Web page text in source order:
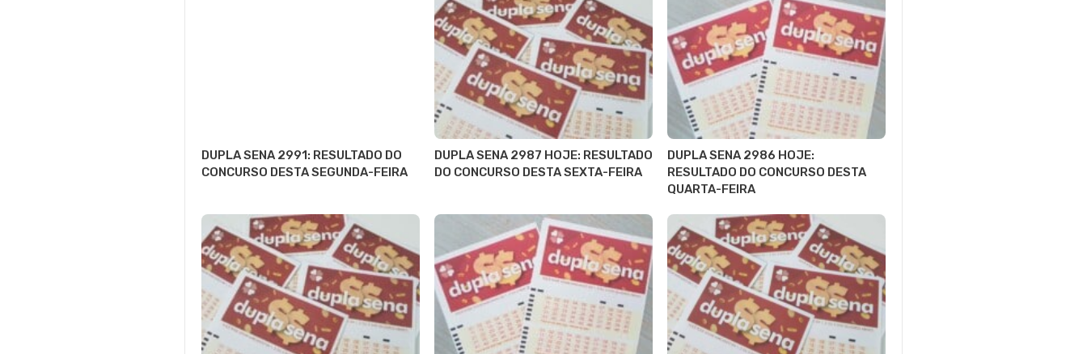
DUPLA SENA 2991: RESULTADO DO
CONCURSO DESTA SEGUNDA-FEIRA
DUPLA SENA 2987 HOJE: RESULTADO
DO CONCURSO DESTA SEXTA-FEIRA
DUPLA SENA 2986 HOJE:
RESULTADO DO CONCURSO DESTA
QUARTA-FEIRA